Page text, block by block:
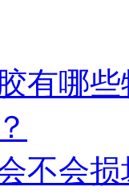
有哪
不会